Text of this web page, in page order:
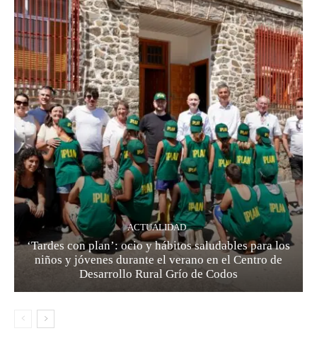
ACTUALIDAD
‘Tardes con plan’: ocio y hábitos saludables para los
niños y jóvenes durante el verano en el Centro de
Desarrollo Rural Grío de Codos